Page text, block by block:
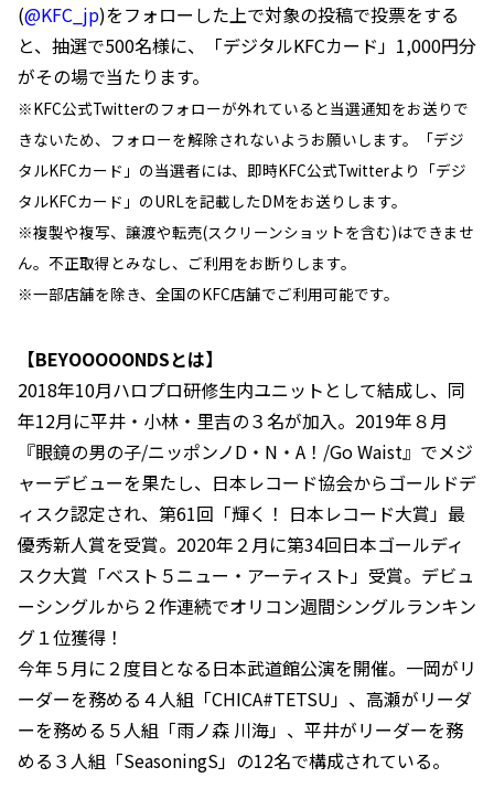
(@KFC_jp)をフォローした上で対象の投稿で投票をする
と、抽選で500名様に、「デジタルKFCカード」1,000円分
がその場で当たります。
※KFC公式Twitterのフォローが外れていると当選通知をお送りで
きないため、フォローを解除されないようお願いします。「デジ
タルKFCカード」の当選者には、即時KFC公式Twitterより「デジ
タルKFCカード」のURLを記載したDMをお送りします。
※複製や複写、譲渡や転売(スクリーンショットを含む)はできませ
ん。不正取得とみなし、ご利用をお断りします。
※一部店舗を除き、全国のKFC店舗でご利用可能です。
【BEYOOOOONDSとは】
2018年10月ハロプロ研修生内ユニットとして結成し、同
年12月に平井・小林・里吉の３名が加入。2019年８月
『眼鏡の男の子/ニッポンノD・N・A！/Go Waist』でメジ
ャーデビューを果たし、日本レコード協会からゴールドデ
ィスク認定され、第61回「輝く！ 日本レコード大賞」最
優秀新人賞を受賞。2020年２月に第34回日本ゴールディ
スク大賞「ベスト５ニュー・アーティスト」受賞。デビュ
ーシングルから２作連続でオリコン週間シングルランキン
グ１位獲得！
今年５月に２度目となる日本武道館公演を開催。一岡がリ
ーダーを務める４人組「CHICA#TETSU」、高瀬がリーダ
ーを務める５人組「雨ノ森 川海」、平井がリーダーを務
める３人組「SeasoningS」の12名で構成されている。